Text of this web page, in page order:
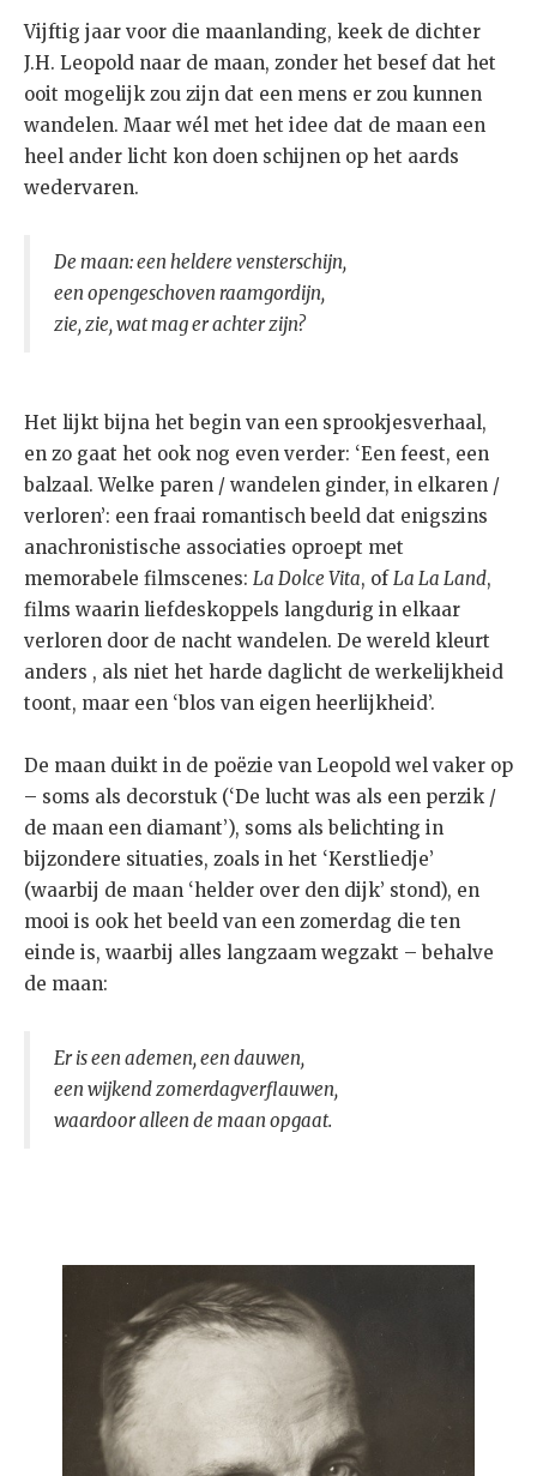
Vijftig jaar voor die maanlanding, keek de dichter
J.H. Leopold naar de maan, zonder het besef dat het
ooit mogelijk zou zijn dat een mens er zou kunnen
wandelen. Maar wél met het idee dat de maan een
heel ander licht kon doen schijnen op het aards
wedervaren.
De maan: een heldere vensterschijn,
een opengeschoven raamgordijn,
zie, zie, wat mag er achter zijn?
Het lijkt bijna het begin van een sprookjesverhaal,
en zo gaat het ook nog even verder: ‘Een feest, een
balzaal. Welke paren / wandelen ginder, in elkaren /
verloren’: een fraai romantisch beeld dat enigszins
anachronistische associaties oproept met
memorabele filmscenes: La Dolce Vita, of La La Land,
films waarin liefdeskoppels langdurig in elkaar
verloren door de nacht wandelen. De wereld kleurt
anders , als niet het harde daglicht de werkelijkheid
toont, maar een ‘blos van eigen heerlijkheid’.
De maan duikt in de poëzie van Leopold wel vaker op
– soms als decorstuk (‘De lucht was als een perzik /
de maan een diamant’), soms als belichting in
bijzondere situaties, zoals in het ‘Kerstliedje’
(waarbij de maan ‘helder over den dijk’ stond), en
mooi is ook het beeld van een zomerdag die ten
einde is, waarbij alles langzaam wegzakt – behalve
de maan:
Er is een ademen, een dauwen,
een wijkend zomerdagverflauwen,
waardoor alleen de maan opgaat.